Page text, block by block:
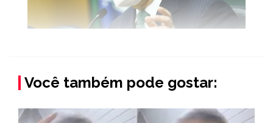
Você também pode gostar: